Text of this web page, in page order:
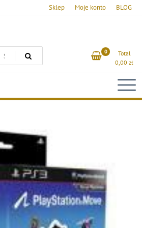
Sklep Moje konto BLOG
0
Total
0,00 zł